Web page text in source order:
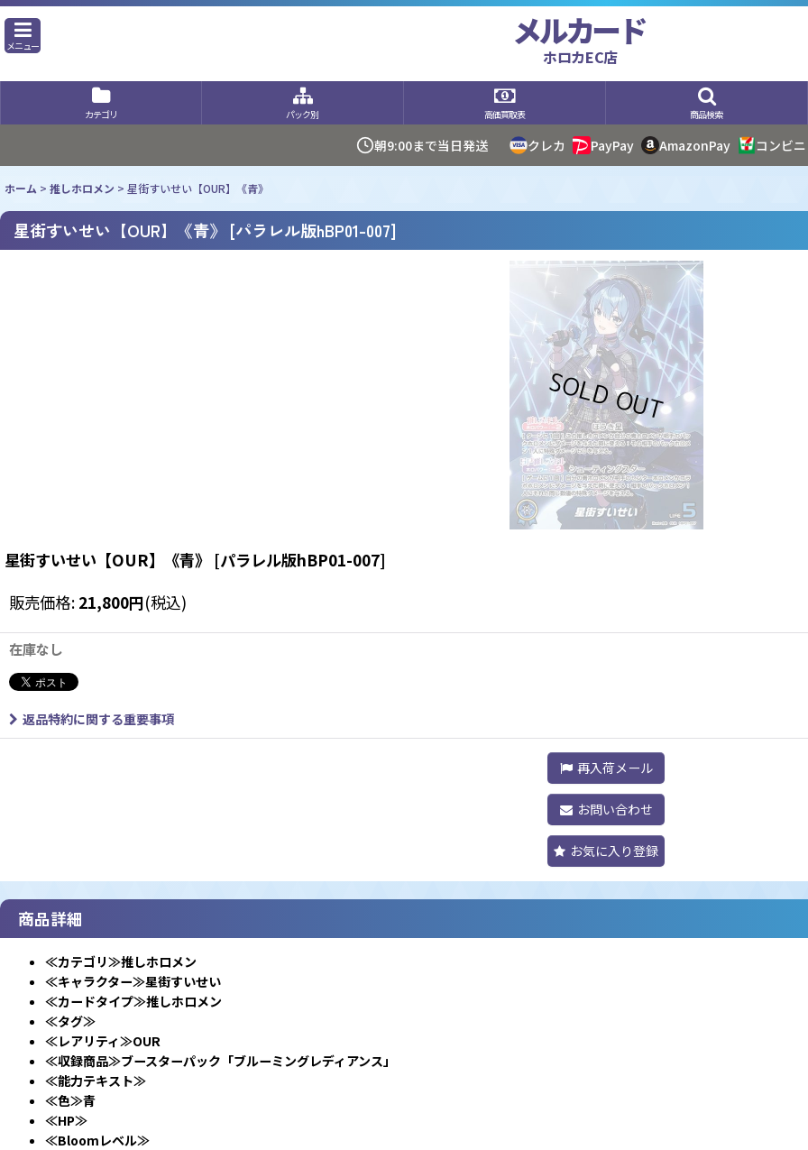
メニュー メルカード
ホロカEC店
カテゴリ パック別 高価買取表 商品検索
朝9:00まで当日発送 クレカ PayPay AmazonPay コンビニ
ホーム > 推しホロメン > 星街すいせい【OUR】《青》
星街すいせい【OUR】《青》 [パラレル版hBP01-007]
星街すいせい【OUR】《青》 [パラレル版hBP01-007]
販売価格: 21,800円(税込)
在庫なし
返品特約に関する重要事項
再入荷メール
お問い合わせ
お気に入り登録
商品詳細
≪カテゴリ≫推しホロメン
≪キャラクター≫星街すいせい
≪カードタイプ≫推しホロメン
≪タグ≫
≪レアリティ≫OUR
≪収録商品≫ブースターパック「ブルーミングレディアンス」
≪能力テキスト≫
≪色≫青
≪HP≫
≪Bloomレベル≫